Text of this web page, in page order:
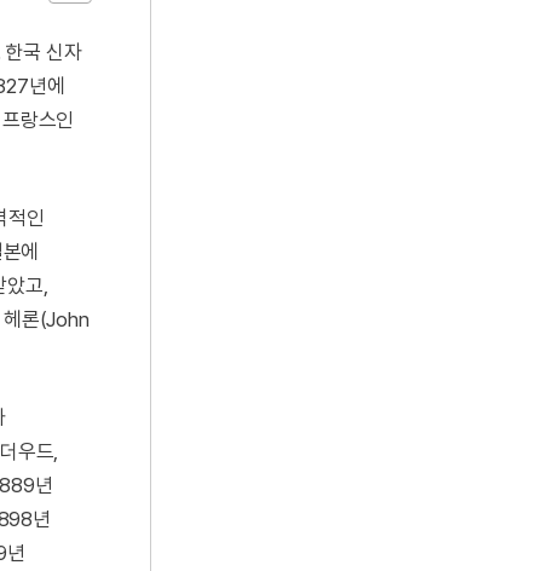
국 신자
년에
랑스인
적인
에
았고,
론(John
우드,
년
년
년